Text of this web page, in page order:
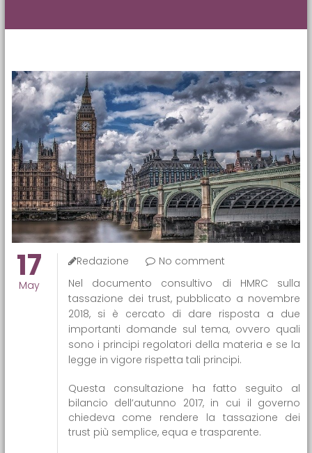
17
May
Redazione
No comment
Nel documento consultivo di HMRC sulla
tassazione dei trust, pubblicato a novembre
2018, si è cercato di dare risposta a due
importanti domande sul tema, ovvero quali
sono i principi regolatori della materia e se la
legge in vigore rispetta tali principi.
Questa consultazione ha fatto seguito al
bilancio dell’autunno 2017, in cui il governo
chiedeva come rendere la tassazione dei
trust più semplice, equa e trasparente.